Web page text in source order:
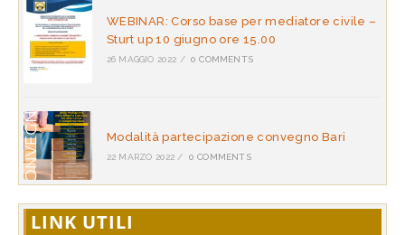
WEBINAR: Corso base per mediatore civile –
Sturt up 10 giugno ore 15.00
26 MAGGIO 2022 / 0 COMMENTS
Modalità partecipazione convegno Bari
22 MARZO 2022 / 0 COMMENTS
LINK UTILI